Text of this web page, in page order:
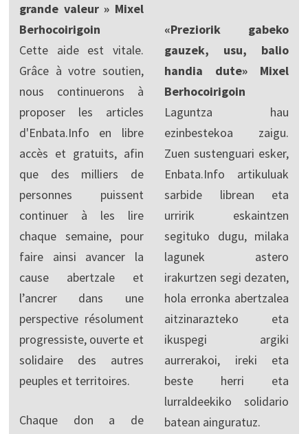
grande valeur » Mixel
Berhocoirigoin
Cette aide est vitale.
Grâce à votre soutien,
nous continuerons à
proposer les articles
d'Enbata.Info en libre
accès et gratuits, afin
que des milliers de
personnes puissent
continuer à les lire
chaque semaine, pour
faire ainsi avancer la
cause abertzale et
l’ancrer dans une
perspective résolument
progressiste, ouverte et
solidaire des autres
peuples et territoires.
Chaque don a de
«Preziorik gabeko
gauzek, usu, balio
handia dute» Mixel
Berhocoirigoin
Laguntza hau
ezinbestekoa zaigu.
Zuen sustenguari esker,
Enbata.Info artikuluak
sarbide librean eta
urririk eskaintzen
segituko dugu, milaka
lagunek astero
irakurtzen segi dezaten,
hola erronka abertzalea
aitzinarazteko eta
ikuspegi argiki
aurrerakoi, ireki eta
beste herri eta
lurraldeekiko solidario
batean ainguratuz.